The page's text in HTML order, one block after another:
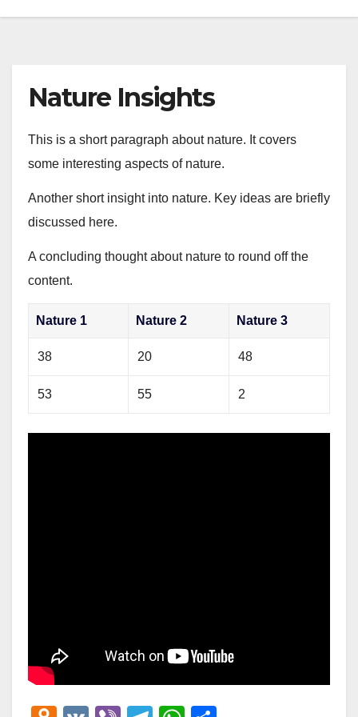
Nature Insights
This is a short paragraph about nature. It covers
some interesting aspects of nature.
Another short insight into nature. Key ideas are briefly
discussed here.
A concluding thought about nature to round off the
content.
Nature 1 Nature 2 Nature 3
38 20 48
53 55 2